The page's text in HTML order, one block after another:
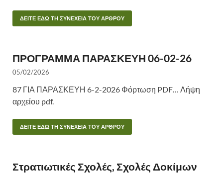
ΔΕΙΤΕ ΕΔΩ ΤΗ ΣΥΝΕΧΕΙΑ ΤΟΥ ΑΡΘΡΟΥ
ΠΡΟΓΡΑΜΜΑ ΠΑΡΑΣΚΕΥΗ 06-02-26
05/02/2026
87 ΓΙΑ ΠΑΡΑΣΚΕΥΗ 6-2-2026 Φόρτωση PDF… Λήψη
αρχείου pdf.
ΔΕΙΤΕ ΕΔΩ ΤΗ ΣΥΝΕΧΕΙΑ ΤΟΥ ΑΡΘΡΟΥ
Στρατιωτικές Σχολές, Σχολές Δοκίμων